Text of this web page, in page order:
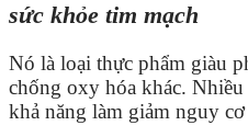
sức khỏe tim mạch
Nó là loại thực phẩm giàu
chống oxy hóa khác. Nhiều
khả năng làm giảm nguy